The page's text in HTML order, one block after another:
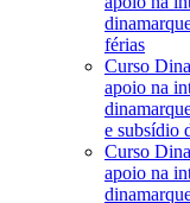
férias
Curso
apoio na
e subsídio
Curso
apoio na